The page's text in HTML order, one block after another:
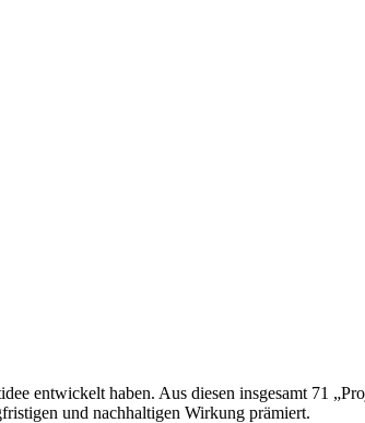
entwickelt haben. Aus diesen insgesamt 71
und nachhaltigen Wirkung prämiert.